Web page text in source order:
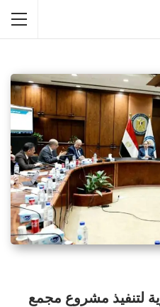
لتنفيذ مشروع مجمع